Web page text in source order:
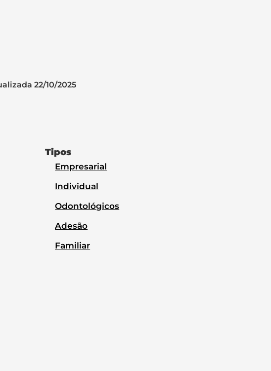
22/10/2025
Tipos
Empresarial
Individual
Odontológicos
Adesão
Familiar